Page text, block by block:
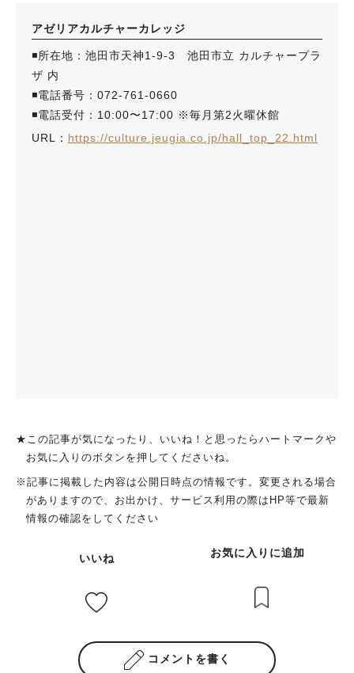
アゼリアカルチャーカレッジ
◾️所在地：池田市天神1-9-3 池田市立 カルチャープラ
ザ 内
◾️電話番号：072-761-0660
◾️電話受付：10:00〜17:00 ※毎月第2火曜休館
URL： https://culture.jeugia.co.jp/hall_top_22.html
★この記事が気になったり、いいね！と思ったらハートマークや
お気に入りのボタンを押してくださいね。
※記事に掲載した内容は公開日時点の情報です。変更される場合
がありますので、お出かけ、サービス利用の際はHP等で最新
情報の確認をしてください
いいね お気に入りに追加
コメントを書く